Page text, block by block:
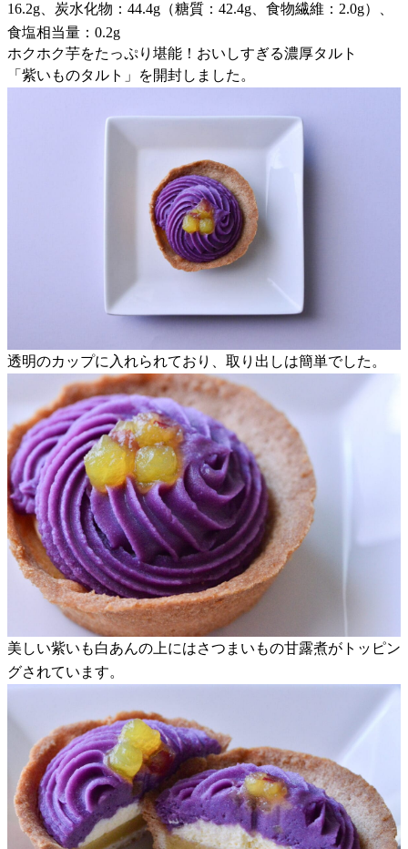
16.2g、炭水化物：44.4g（糖質：42.4g、食物繊維：2.0g）、
食塩相当量：0.2g
ホクホク芋をたっぷり堪能！おいしすぎる濃厚タルト
「紫いものタルト」を開封しました。
透明のカップに入れられており、取り出しは簡単でした。
美しい紫いも白あんの上にはさつまいもの甘露煮がトッピン
グされています。